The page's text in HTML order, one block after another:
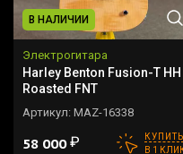
В НАЛИЧИИ
Электрогитара
Harley Benton Fusion-T HH
Roasted FNT
Артикул: MAZ-16338
58 000₽
КУПИТЬ
В 1